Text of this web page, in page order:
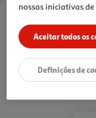
nossas iniciativas
Aceitar todos os
Definições de